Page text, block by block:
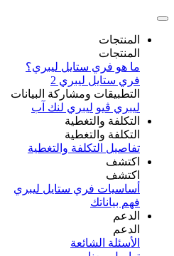
المنتجات
المنتجات
ما هو فري ستايل ليبري؟
فري ستايل ليبري 2
التطبيقات ومشاركة البيانات
ليبري ڤيو ليبري لنك آب
التكلفة والتغطية
التكلفة والتغطية
تفاصيل التكلفة والتغطية
اكتشف​
اكتشف​
أساسيات فري ستايل ليبري
فهم بياناتك
الدعم
الدعم
الأسئلة الشائعة